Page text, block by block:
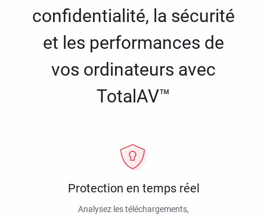
confidentialité, la sécurité
et les performances de
vos ordinateurs avec
TotalAV™
Protection en temps réel
Analysez les téléchargements,